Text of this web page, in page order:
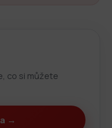
co si můžete
→